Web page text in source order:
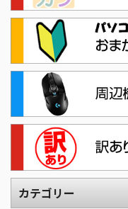
カテゴリー